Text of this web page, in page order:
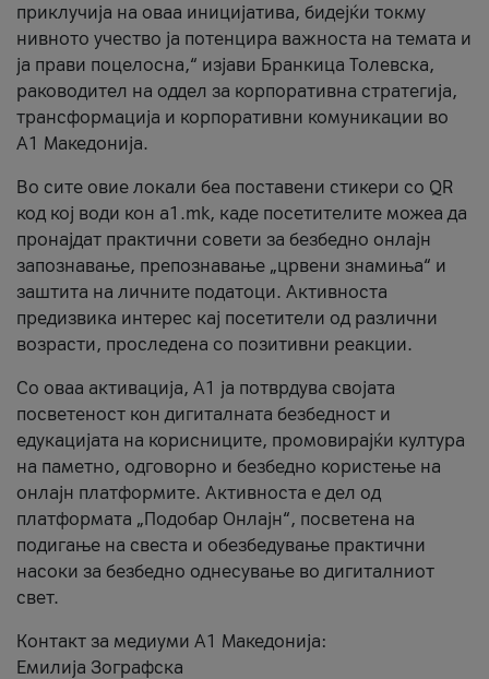
приклучија на оваа иницијатива, бидејќи токму
нивното учество ја потенцира важноста на темата и
ја прави поцелосна,“ изјави Бранкица Толевска,
раководител на оддел за корпоративна стратегија,
трансформација и корпоративни комуникации во
А1 Македонија.
Во сите овие локали беа поставени стикери со QR
код кој води кон a1.mk, каде посетителите можеа да
пронајдат практични совети за безбедно онлајн
запознавање, препознавање „црвени знамиња“ и
заштита на личните податоци. Активноста
предизвика интерес кај посетители од различни
возрасти, проследена со позитивни реакции.
Со оваа активација, А1 ја потврдува својата
посветеност кон дигиталната безбедност и
едукацијата на корисниците, промовирајќи култура
на паметно, одговорно и безбедно користење на
онлајн платформите. Активноста е дел од
платформата „Подобар Онлајн“, посветена на
подигање на свеста и обезбедување практични
насоки за безбедно однесување во дигиталниот
свет.
Контакт за медиуми А1 Македонија:
Емилија Зографска